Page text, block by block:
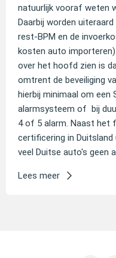
natuurlijk vooraf weten
Daarbij worden
rest-BPM en de
kosten auto
over het hoofd zien is
omtrent de beveiliging
hierbij minimaal om een
alarmsysteem of bij
4 of 5 alarm. Naast het
certificering in
veel Duitse auto's geen
Lees meer